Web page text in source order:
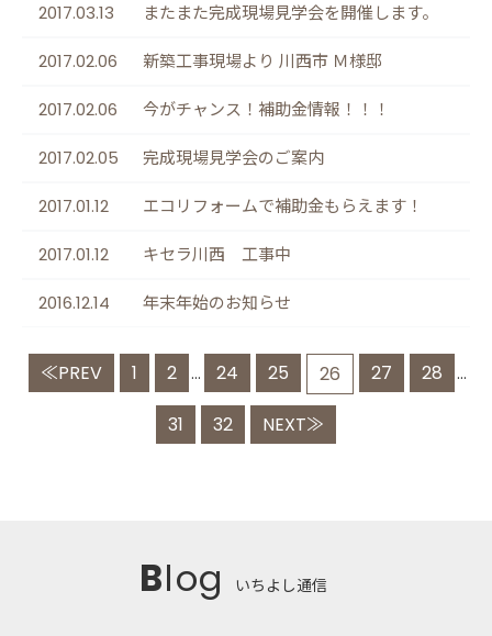
2017.03.13 またまた完成現場見学会を開催します。
2017.02.06 新築工事現場より 川西市 Ｍ様邸
2017.02.06 今がチャンス！補助金情報！！！
2017.02.05 完成現場見学会のご案内
2017.01.12 エコリフォームで補助金もらえます！
2017.01.12 キセラ川西 工事中
2016.12.14 年末年始のお知らせ
≪PREV 1 2 ... 24 25 26 27 28 ...
31 32 NEXT≫
Blog